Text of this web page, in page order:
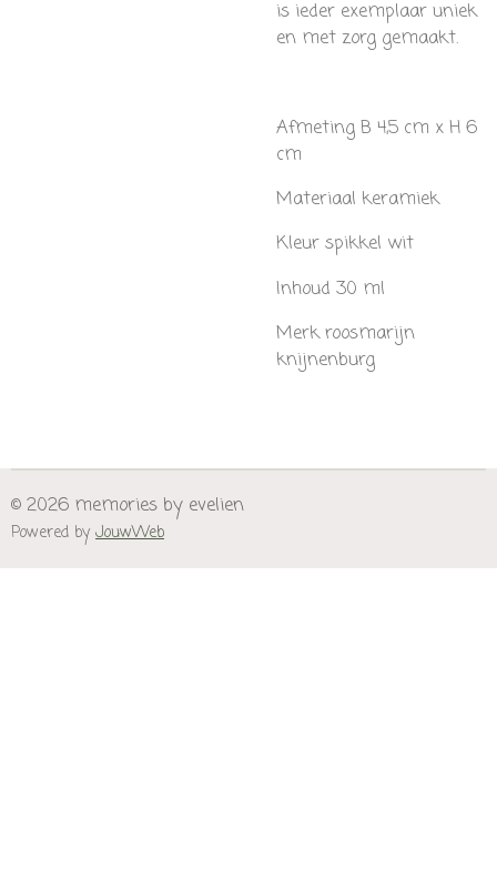
is ieder exemplaar uniek
en met zorg gemaakt.
Afmeting B 4,5 cm x H 6
cm
Materiaal keramiek
Kleur spikkel wit
Inhoud 30 ml
Merk roosmarijn
knijnenburg
© 2026 memories by evelien
Powered by JouwWeb